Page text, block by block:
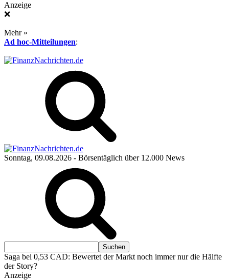
Anzeige
❌
Mehr »
Ad hoc-Mitteilungen:
Sonntag, 09.08.2026 - Börsentäglich über 12.000 News
Saga bei 0,53 CAD: Bewertet der Markt noch immer nur die Hälfte
der Story?
Anzeige